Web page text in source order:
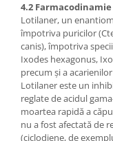
4.2 Farmacodinamie
Lotilaner, un
împotriva puricilor
canis), împotriva
Ixodes hexagonus,
precum și a
Lotilaner este un
reglate de acidul
moartea rapidă a
nu a fost afectată de
(ciclodiene, de